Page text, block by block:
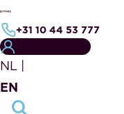
+31 10 44 53 777
NL |
EN